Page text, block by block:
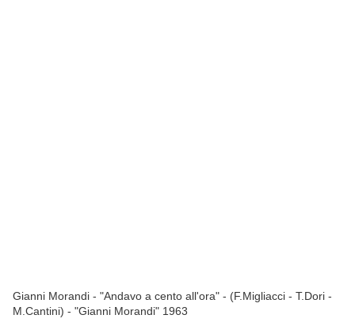
Gianni Morandi - "Andavo a cento all'ora" - (F.Migliacci - T.Dori -
M.Cantini) - "Gianni Morandi" 1963